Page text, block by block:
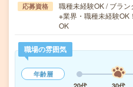
応募資格
職種未経験OK / ブラ
※業界・職種未経験OK
OK
職場の雰囲気
年齢層